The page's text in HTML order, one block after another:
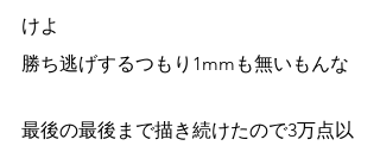
けよ
勝ち逃げするつもり1mmも無いもんな
最後の最後まで描き続けたので3万点以